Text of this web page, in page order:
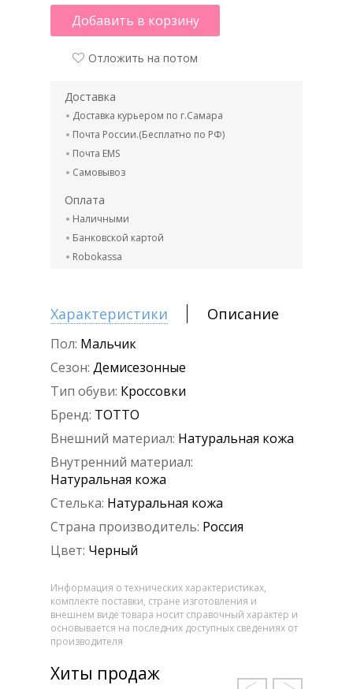
Добавить в корзину
Отложить на потом
Доставка
Доставка курьером по г.Самара
Почта России.(Бесплатно по РФ)
Почта EMS
Самовывоз
Оплата
Наличными
Банковской картой
Robokassa
Характеристики Описание
Пол: Мальчик
Сезон: Демисезонные
Тип обуви: Кроссовки
Бренд: ТОТТО
Внешний материал: Натуральная кожа
Внутренний материал:
Натуральная кожа
Стелька: Натуральная кожа
Страна производитель: Россия
Цвет: Черный
Информация о технических характеристиках,
комплекте поставки, стране изготовления и
внешнем виде товара носит справочный характер и
основывается на последних доступных сведениях от
производителя
Хиты продаж